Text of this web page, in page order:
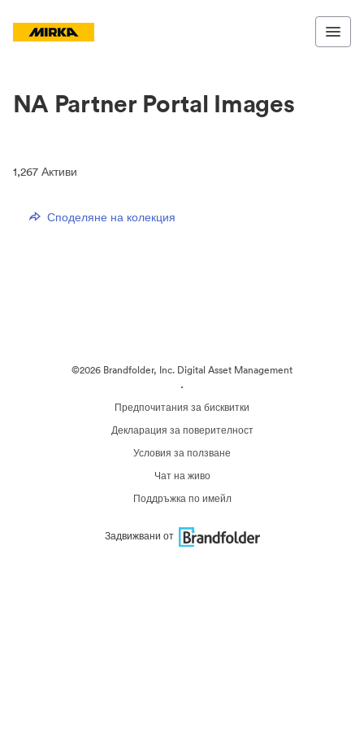
NA Partner Portal Images
1,267 Активи
Споделяне на колекция
©2026 Brandfolder, Inc. Digital Asset Management
·
Предпочитания за бисквитки
Декларация за поверителност
Условия за ползване
Чат на живо
Поддръжка по имейл
Задвижвани от